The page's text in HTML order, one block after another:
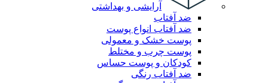
آرایشی و بهداشتی
ضد آفتاب
ضد آفتاب انواع پوست
پوست خشک و معمولی
پوست چرب و مختلط
کودکان و پوست حساس
ضد آفتاب رنگی